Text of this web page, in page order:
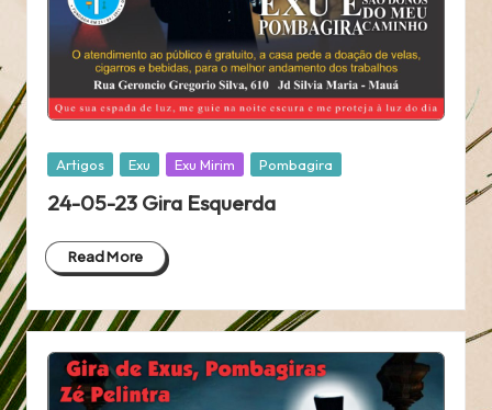
Posted
Artigos Exu Exu Mirim Pombagira
24-05-23 Gira Esquerda
Read More